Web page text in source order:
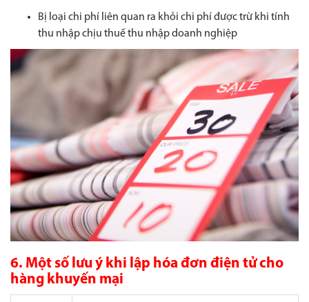
Bị loại chi phí liên quan ra khỏi chi phí được trừ khi tính
thu nhập chịu thuế thu nhập doanh nghiệp
6. Một số lưu ý khi lập hóa đơn điện tử cho
hàng khuyến mại